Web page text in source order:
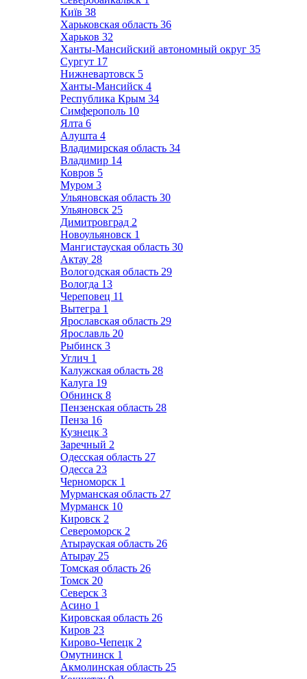
Київ 38
Харьковская область 36
Харьков 32
Ханты-Мансийский автономный округ 35
Сургут 17
Нижневартовск 5
Ханты-Мансийск 4
Республика Крым 34
Симферополь 10
Ялта 6
Алушта 4
Владимирская область 34
Владимир 14
Ковров 5
Муром 3
Ульяновская область 30
Ульяновск 25
Димитровград 2
Новоульяновск 1
Мангистауская область 30
Актау 28
Вологодская область 29
Вологда 13
Череповец 11
Вытегра 1
Ярославская область 29
Ярославль 20
Рыбинск 3
Углич 1
Калужская область 28
Калуга 19
Обнинск 8
Пензенская область 28
Пенза 16
Кузнецк 3
Заречный 2
Одесская область 27
Одесса 23
Черноморск 1
Мурманская область 27
Мурманск 10
Кировск 2
Североморск 2
Атырауская область 26
Атырау 25
Томская область 26
Томск 20
Северск 3
Асино 1
Кировская область 26
Киров 23
Кирово-Чепецк 2
Омутнинск 1
Акмолинская область 25